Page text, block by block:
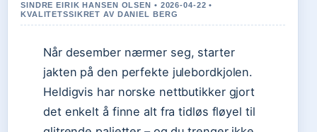
SINDRE EIRIK HANSEN OLSEN • 2026-04-22 •
KVALITETSSIKRET AV DANIEL BERG
Når desember nærmer seg, starter
jakten på den perfekte julebordkjolen.
Heldigvis har norske nettbutikker gjort
det enkelt å finne alt fra tidløs fløyel til